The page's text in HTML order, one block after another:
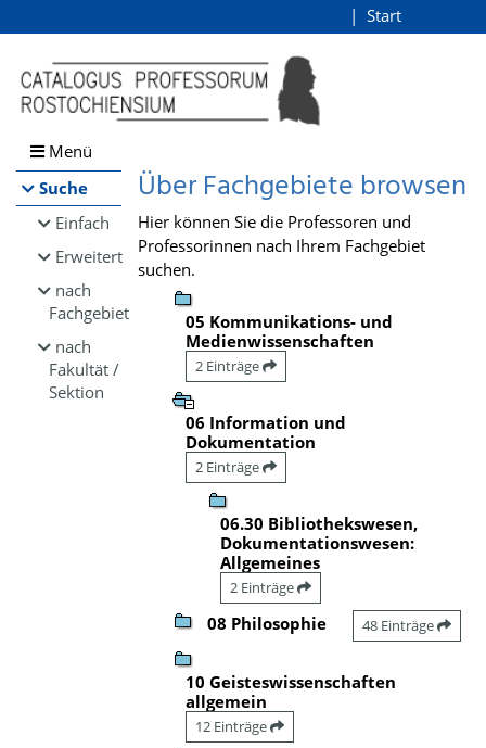
Browsen
direkt zum Inhalt
Start
Menü
Suche
Einfach
Erweitert
nach
Fachgebiet
nach
Fakultät /
Sektion
Über Fachgebiete browsen
Hier können Sie die Professoren und
Professorinnen nach Ihrem Fachgebiet
suchen.
05 Kommunikations- und
Medienwissenschaften
2 Einträge
06 Information und
Dokumentation
2 Einträge
06.30 Bibliothekswesen,
Dokumentationswesen:
Allgemeines
2 Einträge
08 Philosophie 48 Einträge
10 Geisteswissenschaften
allgemein
12 Einträge